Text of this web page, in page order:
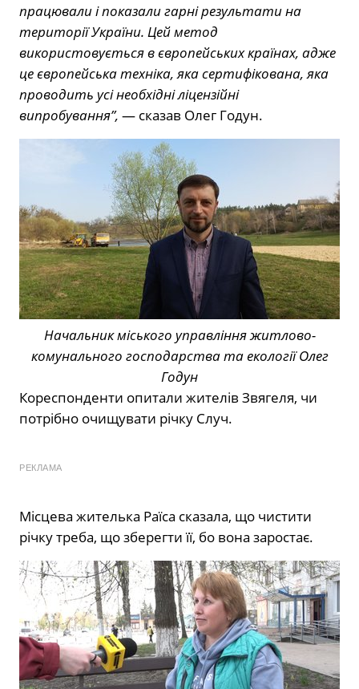
працювали і показали гарні результати на
території України. Цей метод
використовується в європейських країнах, адже
це європейська техніка, яка сертифікована, яка
проводить усі необхідні ліцензійні
випробування”, — сказав Олег Годун.
Начальник міського управління житлово-
комунального господарства та екології Олег
Годун
Кореспонденти опитали жителів Звягеля, чи
потрібно очищувати річку Случ.
РЕКЛАМА
Місцева жителька Раїса сказала, що чистити
річку треба, що зберегти її, бо вона заростає.